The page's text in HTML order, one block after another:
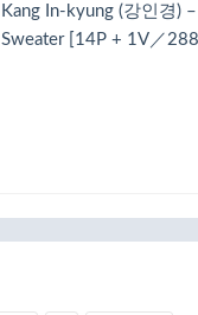
Kang In-kyung (강인경)
Sweater [14P + 1V／